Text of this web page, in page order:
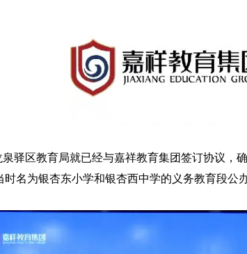
驿区教育局就已经与嘉祥教育集团签订协议，
名为银杏东小学和银杏西中学的义务教育段公办